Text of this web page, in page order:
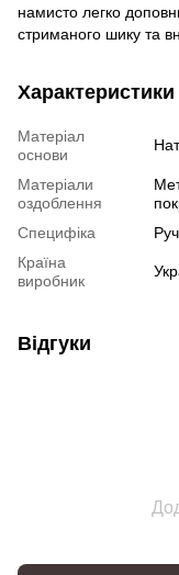
намисто легко
стриманого шику та
Характеристики
Матеріал
основи
Матеріали
оздоблення
Специфіка
Країна
виробник
Відгуки